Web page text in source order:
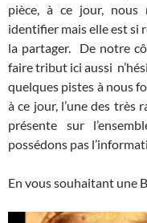
pièce, à ce jour, nous
identifier mais elle est si
la partager. De notre
faire tribut ici aussi
quelques pistes à nous
à ce jour, l’une des très
présente sur
possédons pas
En vous souhaitant une